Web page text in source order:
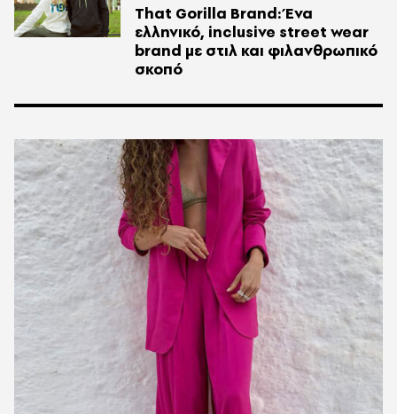
That Gorilla Brand: Ένα
ελληνικό, inclusive street wear
brand με στιλ και φιλανθρωπικό
σκοπό